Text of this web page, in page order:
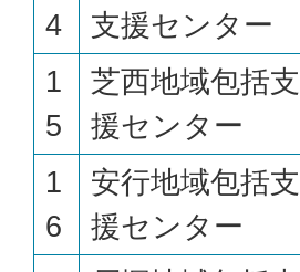
4
支援センター
1
5
芝西地域包括支
援センター
1
6
安行地域包括支
援センター